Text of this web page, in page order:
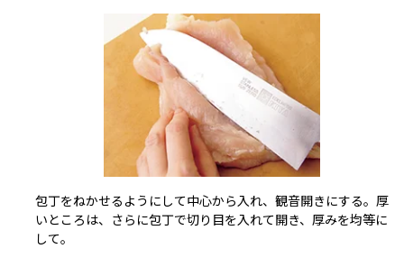
包丁をねかせるようにして中心から入れ、観音開きにする。厚
いところは、さらに包丁で切り目を入れて開き、厚みを均等に
して。